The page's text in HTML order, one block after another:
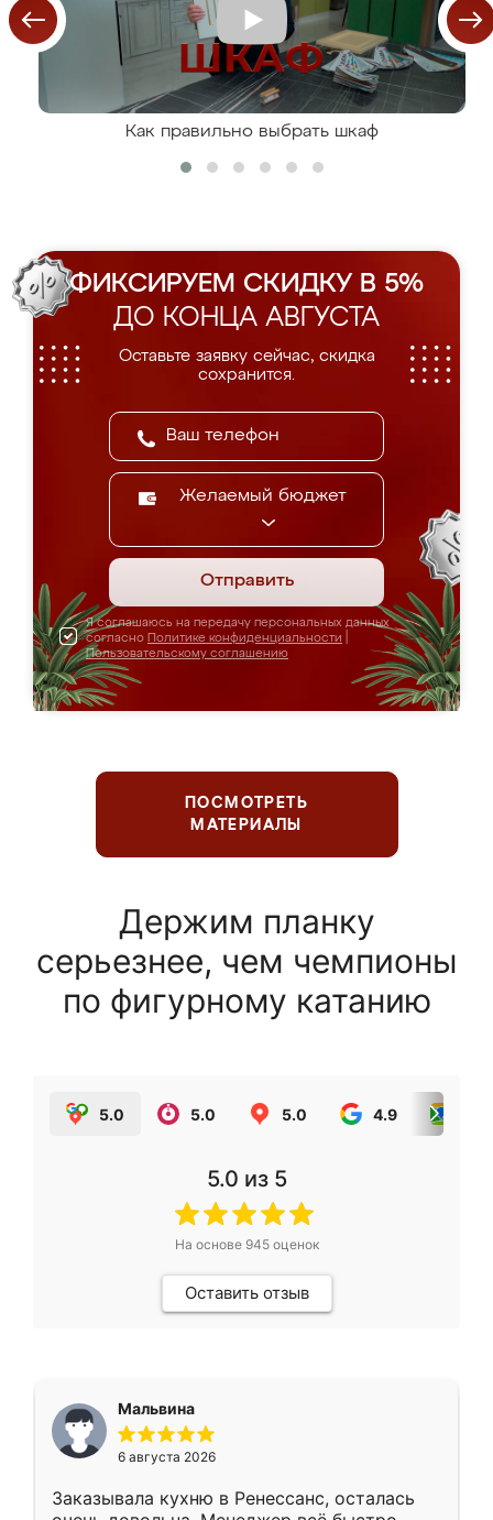
Как правильно выбрать шкаф
ФИКСИРУЕМ СКИДКУ В 5%
ДО КОНЦА АВГУСТА
Оставьте заявку сейчас, скидка
сохранится.
Желаемый бюджет
Отправить
Я соглашаюсь на передачу персональных данных
согласно Политике конфиденциальности
Пользовательскому соглашению
ПОСМОТРЕТЬ
МАТЕРИАЛЫ
Держим планку
серьезнее, чем чемпионы
по фигурному катанию
5.0 5.0 5.0 4.9
5.0 из 5
На основе 945оценок
Оставить отзыв
Мальвина
6 августа 2026
Заказывала кухню в Ренессанс, осталась